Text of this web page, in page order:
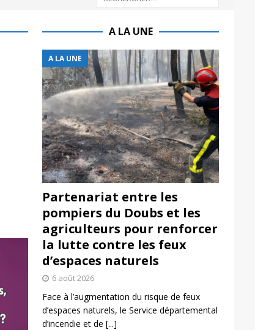
A LA UNE
A LA UNE
Partenariat entre les
pompiers du Doubs et les
agriculteurs pour renforcer
la lutte contre les feux
d’espaces naturels
6 août 2026
Face à l’augmentation du risque de feux
d’espaces naturels, le Service départemental
d’incendie et de [...]